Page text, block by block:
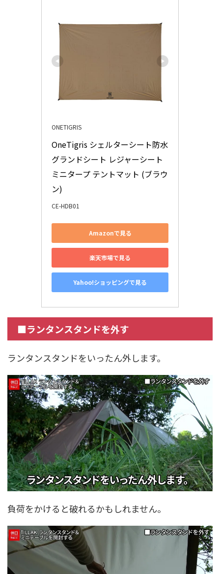
ONETIGRIS
OneTigris シェルターシート防水
グランドシート レジャーシート
ミニタープ テントマット (ブラウ
ン)
CE-HDB01
Amazonで見る
楽天市場で見る
Yahoo!ショッピングで見る
■ランタンスタンドを外す
ランタンスタンドをいったん外します。
負荷をかけると破れるかもしれません。